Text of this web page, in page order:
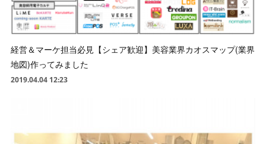
経営＆マーケ担当必見【シェア歓迎】美容業界カオスマップ(業界
地図)作ってみました
2019.04.04 12:23